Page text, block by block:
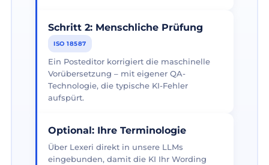
Schritt 2: Menschliche Prüfung
ISO 18587
Ein Posteditor korrigiert die maschinelle
Vorübersetzung – mit eigener QA-
Technologie, die typische KI-Fehler
aufspürt.
Optional: Ihre Terminologie
Über Lexeri direkt in unsere LLMs
eingebunden, damit die KI Ihr Wording